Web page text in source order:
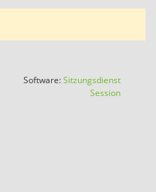
Software:Sitzungsdienst
Session(Wird in